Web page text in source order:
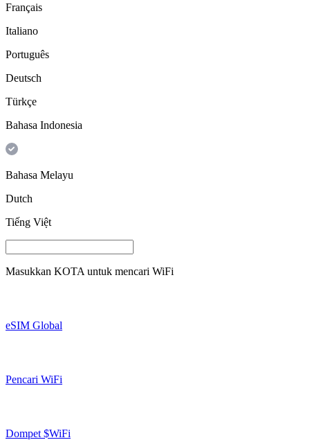
Français
Italiano
Português
Deutsch
Türkçe
Bahasa Indonesia
Bahasa Melayu
Dutch
Tiếng Việt
Masukkan KOTA untuk mencari WiFi
eSIM Global
Pencari WiFi
Dompet $WiFi